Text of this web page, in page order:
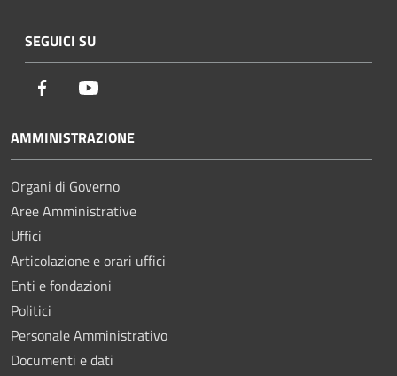
SEGUICI SU
Facebook
AMMINISTRAZIONE
Organi di Governo
Aree Amministrative
Uffici
Articolazione e orari uffici
Enti e fondazioni
Politici
Personale Amministrativo
Documenti e dati